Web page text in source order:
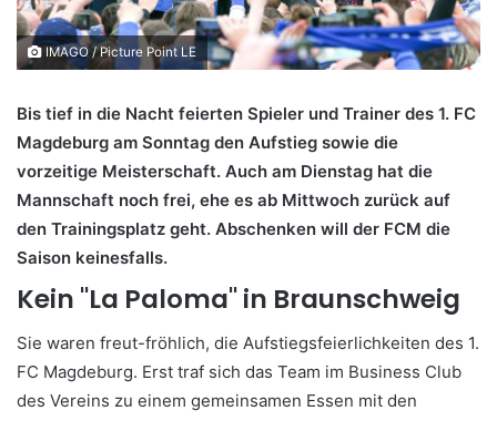
IMAGO / Picture Point LE
Bis tief in die Nacht feierten Spieler und Trainer des 1. FC
Magdeburg am Sonntag den Aufstieg sowie die
vorzeitige Meisterschaft. Auch am Dienstag hat die
Mannschaft noch frei, ehe es ab Mittwoch zurück auf
den Trainingsplatz geht. Abschenken will der FCM die
Saison keinesfalls.
Kein "La Paloma" in Braunschweig
Sie waren freut-fröhlich, die Aufstiegsfeierlichkeiten des 1.
FC Magdeburg. Erst traf sich das Team im Business Club
des Vereins zu einem gemeinsamen Essen mit den